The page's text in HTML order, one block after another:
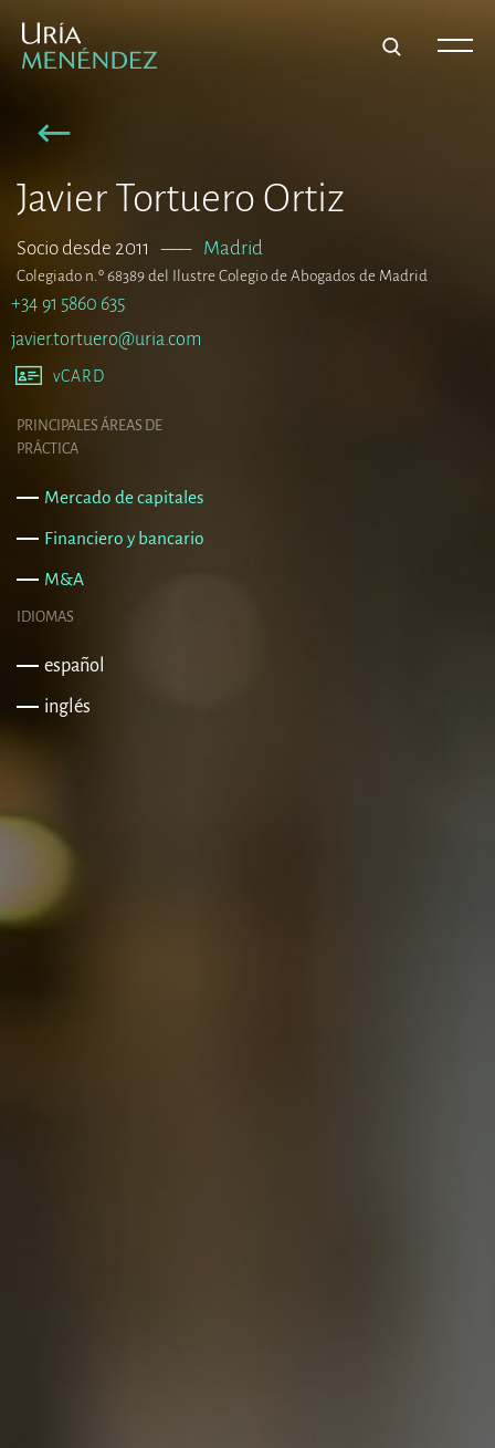
Javier Tortuero Ortiz
Socio desde 2011 ––– Madrid
Colegiado n.º 68389 del Ilustre Colegio de Abogados de Madrid
+34 91 5860 635
javier.tortuero@uria.com
vCARD
PRINCIPALES ÁREAS DE
PRÁCTICA
Mercado de capitales
Financiero y bancario
M&A
IDIOMAS
español
inglés